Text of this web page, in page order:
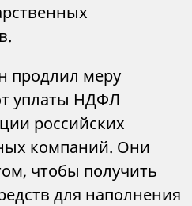
продлил меру
уплаты НДФЛ
российских
компаний. Они
чтобы получить
для наполнения